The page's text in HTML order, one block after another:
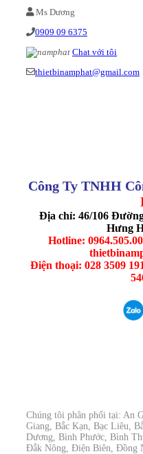
Ms Dương
0909 09 6375
Chat với tôi
thietbinamphat@gmail.com
Công Ty TNHH
Địa chỉ: 46/106
Hưng
Hotline:
Điện thoại: 028 3509
Chúng tôi phân phối tại: An
Giang, Bắc Kạn, Bạc Liêu,
Dương, Bình Phước, Bình
Đắk Nông, Điện Biên, Đồng